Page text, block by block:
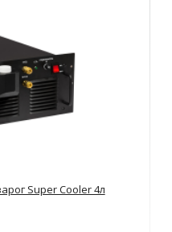
Super Cooler 4л